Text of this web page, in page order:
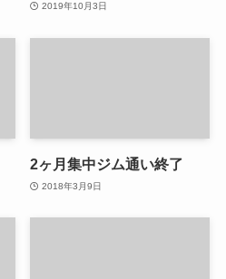
2019年10月3日
2ヶ月集中ジム通い終了
2018年3月9日